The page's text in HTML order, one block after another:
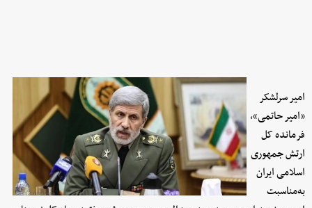
امیر سرلشکر
«امیر حاتمی»،
فرمانده کل
ارتش جمهوری
اسلامی ایران
به‌مناسبت